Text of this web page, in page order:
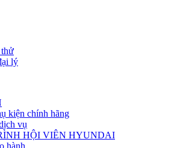
lý
kiện chính hãng
vụ
HỘI VIÊN HYUNDAI
hành